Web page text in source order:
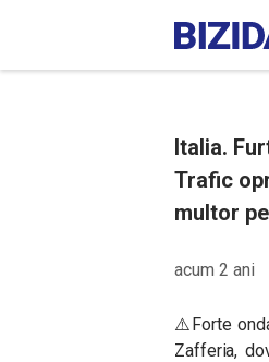
Italia.
Trafic
multor
acum 2 ani
⚠️Forte
Zafferia,